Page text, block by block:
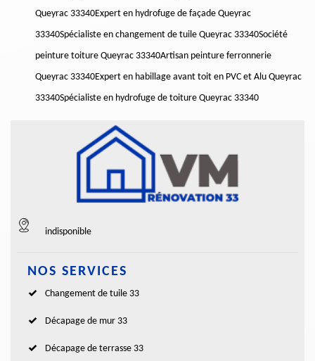
Queyrac 33340Expert en hydrofuge de façade Queyrac
33340Spécialiste en changement de tuile Queyrac 33340Société
peinture toiture Queyrac 33340Artisan peinture ferronnerie
Queyrac 33340Expert en habillage avant toit en PVC et Alu Queyrac
33340Spécialiste en hydrofuge de toiture Queyrac 33340
indisponible
NOS SERVICES
Changement de tuile 33
Décapage de mur 33
Décapage de terrasse 33